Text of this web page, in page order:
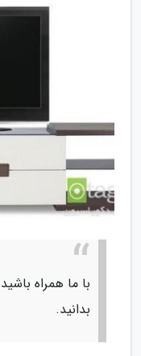
با ما همراه
بدانید.